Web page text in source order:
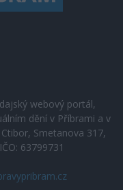
webový portál,
dění v Příbrami a v
Smetanova 317,
63799731